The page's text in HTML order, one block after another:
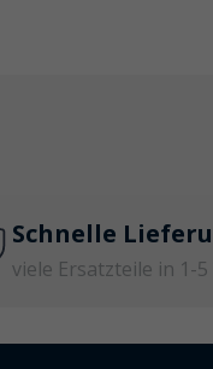
Schnelle
viele Ersatzteile in 1-